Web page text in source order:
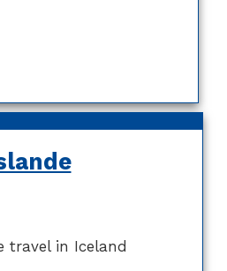
travel in Iceland